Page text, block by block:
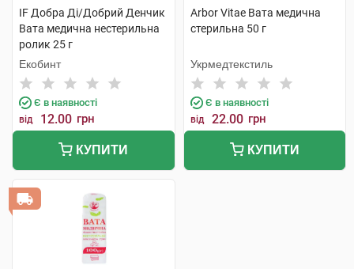
IF Добра Ді/Добрий Денчик
Вата медична нестерильна
ролик 25 г
Екобинт
Є в наявності
від 12.00 грн
КУПИТИ
Arbor Vitae Вата медична
стерильна 50 г
Укрмедтекстиль
Є в наявності
від 22.00 грн
КУПИТИ